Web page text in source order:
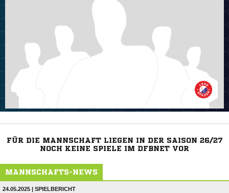
FÜR DIE MANNSCHAFT LIEGEN IN DER SAISON 26/27
NOCH KEINE SPIELE IM DFBNET VOR
MANNSCHAFTS-NEWS
24.05.2025 | SPIELBERICHT